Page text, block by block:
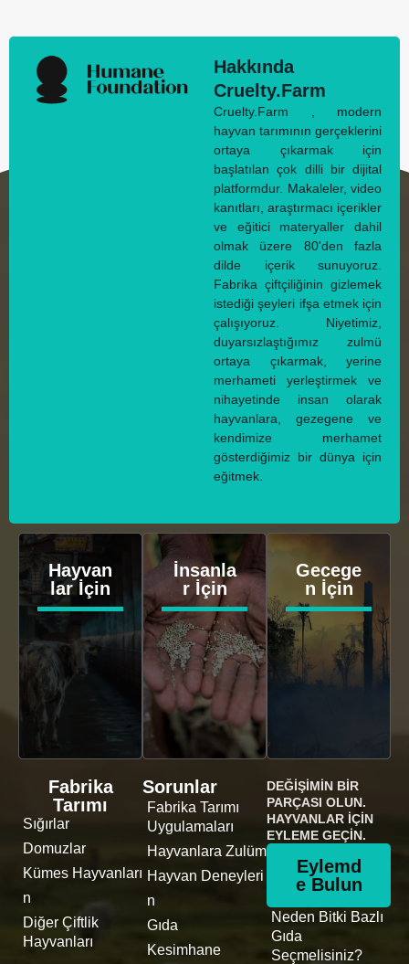
Hakkında
Cruelty.Farm
Cruelty.Farm , modern
hayvan tarımının gerçeklerini
ortaya çıkarmak için
başlatılan çok dilli bir dijital
platformdur. Makaleler, video
kanıtları, araştırmacı içerikler
ve eğitici materyaller dahil
olmak üzere 80'den fazla
dilde içerik sunuyoruz.
Fabrika çiftçiliğinin gizlemek
istediği şeyleri ifşa etmek için
çalışıyoruz. Niyetimiz,
duyarsızlaştığımız zulmü
ortaya çıkarmak, yerine
merhameti yerleştirmek ve
nihayetinde insan olarak
hayvanlara, gezegene ve
kendimize merhamet
gösterdiğimiz bir dünya için
eğitmek.
Hayvan
lar İçin
İnsanla
r İçin
Gecege
n İçin
Fabrika
Tarımı
Sığırlar
Domuzlar
Kümes Hayvanları
n
Diğer Çiftlik
Hayvanları
Sorunlar
Fabrika Tarımı
Uygulamaları
Hayvanlara Zulüm
Hayvan Deneyleri
n
Gıda
Kesimhane
DEĞIŞIMIN BIR
PARÇASI OLUN.
HAYVANLAR İÇIN
EYLEME GEÇIN.
Eylemd
e Bulun
Neden Bitki Bazlı
Gıda
Seçmelisiniz?